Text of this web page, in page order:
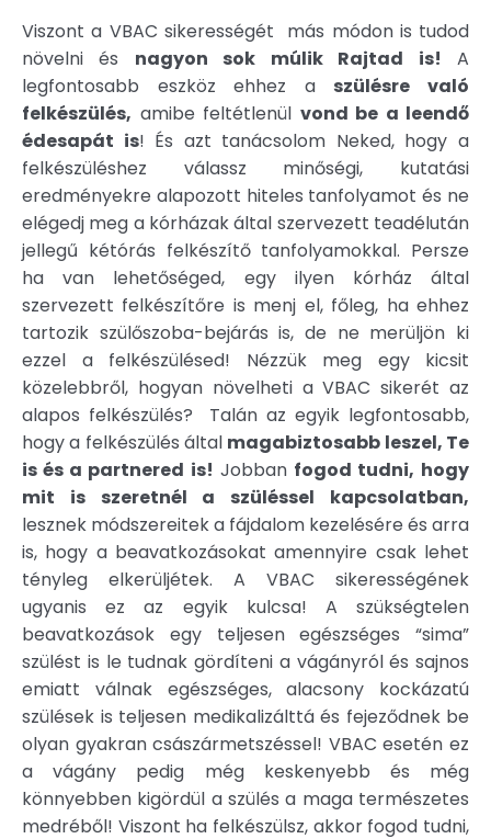
Viszont a VBAC sikerességét más módon is tudod
növelni és nagyon sok múlik Rajtad is! A
legfontosabb eszköz ehhez a szülésre való
felkészülés, amibe feltétlenül vond be a leendő
édesapát is! És azt tanácsolom Neked, hogy a
felkészüléshez válassz minőségi, kutatási
eredményekre alapozott hiteles tanfolyamot és ne
elégedj meg a kórházak által szervezett teadélután
jellegű kétórás felkészítő tanfolyamokkal. Persze
ha van lehetőséged, egy ilyen kórház által
szervezett felkészítőre is menj el, főleg, ha ehhez
tartozik szülőszoba-bejárás is, de ne merüljön ki
ezzel a felkészülésed! Nézzük meg egy kicsit
közelebbről, hogyan növelheti a VBAC sikerét az
alapos felkészülés? Talán az egyik legfontosabb,
hogy a felkészülés által magabiztosabb leszel, Te
is és a partnered is! Jobban fogod tudni, hogy
mit is szeretnél a szüléssel kapcsolatban,
lesznek módszereitek a fájdalom kezelésére és arra
is, hogy a beavatkozásokat amennyire csak lehet
tényleg elkerüljétek. A VBAC sikerességének
ugyanis ez az egyik kulcsa! A szükségtelen
beavatkozások egy teljesen egészséges “sima”
szülést is le tudnak gördíteni a vágányról és sajnos
emiatt válnak egészséges, alacsony kockázatú
szülések is teljesen medikalizálttá és fejeződnek be
olyan gyakran császármetszéssel! VBAC esetén ez
a vágány pedig még keskenyebb és még
könnyebben kigördül a szülés a maga természetes
medréből! Viszont ha felkészülsz, akkor fogod tudni,